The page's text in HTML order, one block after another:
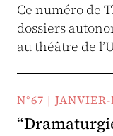
Ce numéro de
dossiers
au théâtre de
N°67 |